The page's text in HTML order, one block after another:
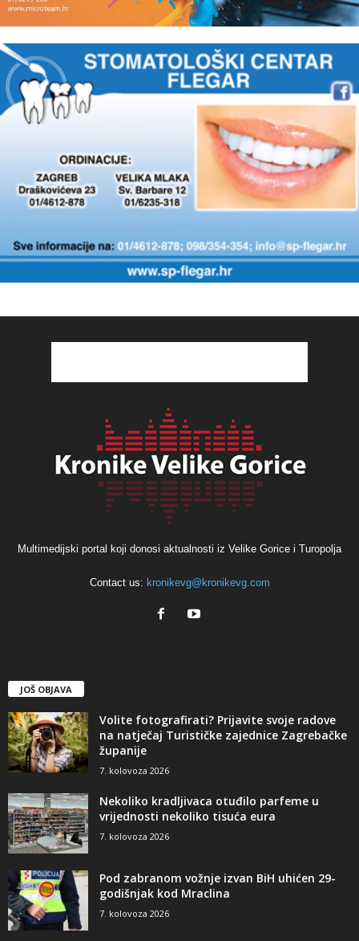
Multimedijski portal koji donosi aktualnosti iz Velike Gorice i Turopolja
Contact us: kronikevg@kronikevg.com
JOŠ OBJAVA
Volite fotografirati? Prijavite svoje radove
na natječaj Turističke zajednice Zagrebačke
županije
7. kolovoza 2026
Nekoliko kradljivaca otuđilo parfeme u
vrijednosti nekoliko tisuća eura
7. kolovoza 2026
Pod zabranom vožnje izvan BiH uhićen 29-
godišnjak kod Mraclina
7. kolovoza 2026